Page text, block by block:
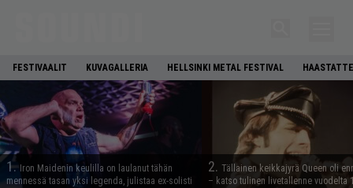
FESTIVAALIT KUVAGALLERIA HELLSINKI METAL FESTIVAL
1. Iron Maidenin keulilla on laulanut tähän
mennessä tasan yksi legenda, julistaa ex-solisti
2. Tällainen keikkajyrä Queen oli
– katso tulinen livetallenne vuodelta